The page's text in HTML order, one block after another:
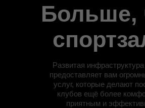
Больше,
Развитая
предоставляет вам
услуг, которые делают
клубов ещё более
приятным и